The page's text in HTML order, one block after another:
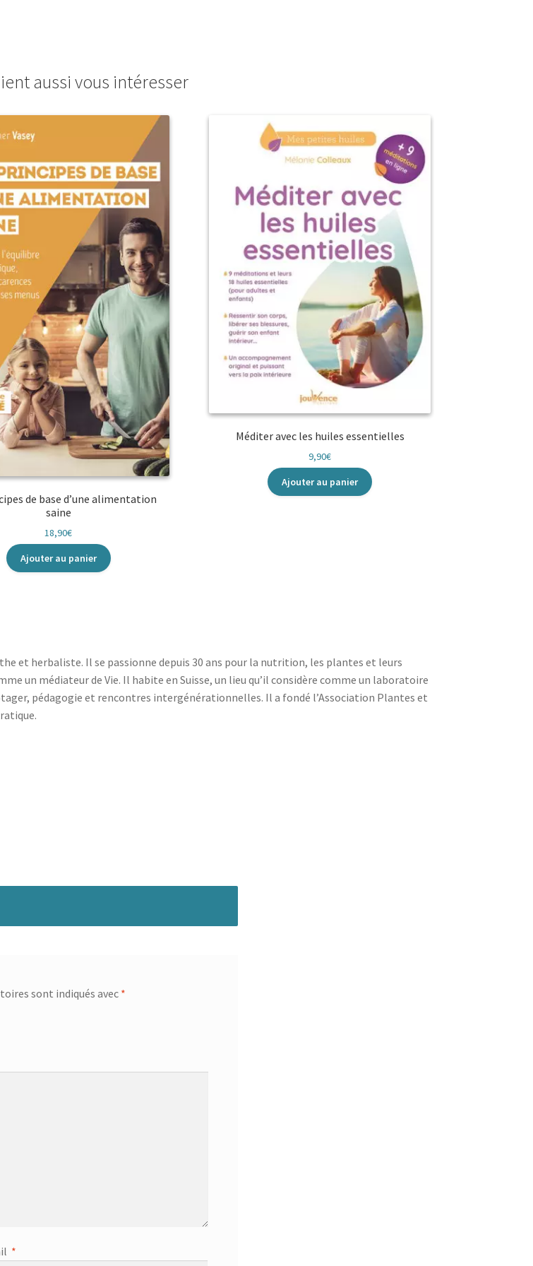
aussi vous intéresser
de base d’une alimentation
saine
18,90€
Ajouter au panier
Méditer avec les huiles essentielles
9,90€
Ajouter au panier
et herbaliste. Il se passionne depuis 30 ans pour la nutrition, les plantes et leurs
un médiateur de Vie. Il habite en Suisse, un lieu qu’il considère comme un laboratoire
pédagogie et rencontres intergénérationnelles. Il a fondé l’Association Plantes et
sont indiqués avec *
*